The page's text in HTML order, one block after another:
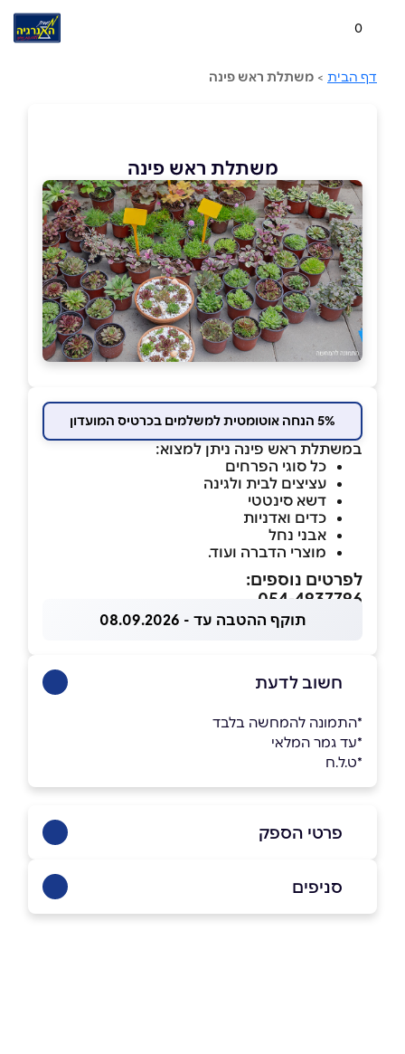
0
דף הבית > משתלת ראש פינה
משתלת ראש פינה
5% הנחה אוטומטית למשלמים בכרטיס המועדון
במשתלת ראש פינה ניתן למצוא:
כל סוגי הפרחים
עציצים לבית ולגינה
דשא סינטטי
כדים ואדניות
אבני נחל
מוצרי הדברה ועוד.
לפרטים נוספים:
054-4937796
תוקף ההטבה עד - 08.09.2026
חשוב לדעת
*התמונה להמחשה בלבד
*עד גמר המלאי
*ט.ל.ח
פרטי הספק
סניפים